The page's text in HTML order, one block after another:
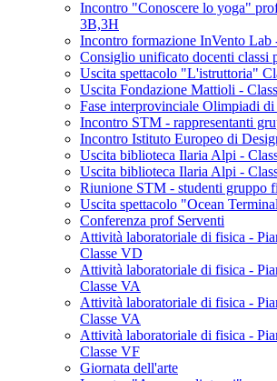
Incontro "Conoscere lo yoga"
3B,3H
Incontro formazione InVento Lab
Consiglio unificato docenti classi
Uscita spettacolo "L'istruttoria"
Uscita Fondazione Mattioli -
Fase interprovinciale Olimpiadi
Incontro STM - rappresentanti
Incontro Istituto Europeo di
Uscita biblioteca Ilaria Alpi -
Uscita biblioteca Ilaria Alpi -
Riunione STM - studenti gruppo
Uscita spettacolo "Ocean
Conferenza prof Serventi
Attività laboratoriale di fisica -
Classe VD
Attività laboratoriale di fisica -
Classe VA
Attività laboratoriale di fisica -
Classe VA
Attività laboratoriale di fisica -
Classe VF
Giornata dell'arte